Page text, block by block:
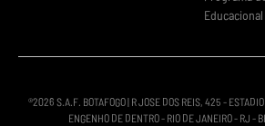
®2026 S.A.F. BOTAFOGO | R JOSE DOS REIS, 425 -
ENGENHO DE DENTRO - RIO DE JANEIRO - RJ -